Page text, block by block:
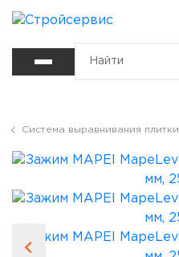
Система выравнивания плитки